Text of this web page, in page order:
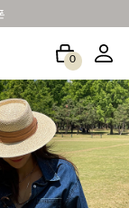
0
아울렛 하객&모임룩